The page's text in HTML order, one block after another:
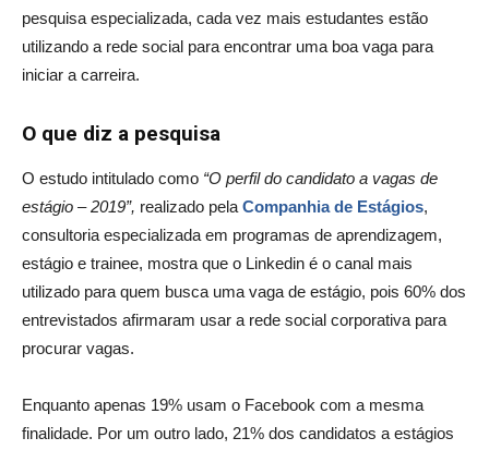
pesquisa especializada, cada vez mais estudantes estão
utilizando a rede social para encontrar uma boa vaga para
iniciar a carreira.
O que diz a pesquisa
O estudo intitulado como “O perfil do candidato a vagas de
estágio – 2019”, realizado pela Companhia de Estágios,
consultoria especializada em programas de aprendizagem,
estágio e trainee, mostra que o Linkedin é o canal mais
utilizado para quem busca uma vaga de estágio, pois 60% dos
entrevistados afirmaram usar a rede social corporativa para
procurar vagas.
Enquanto apenas 19% usam o Facebook com a mesma
finalidade. Por um outro lado, 21% dos candidatos a estágios